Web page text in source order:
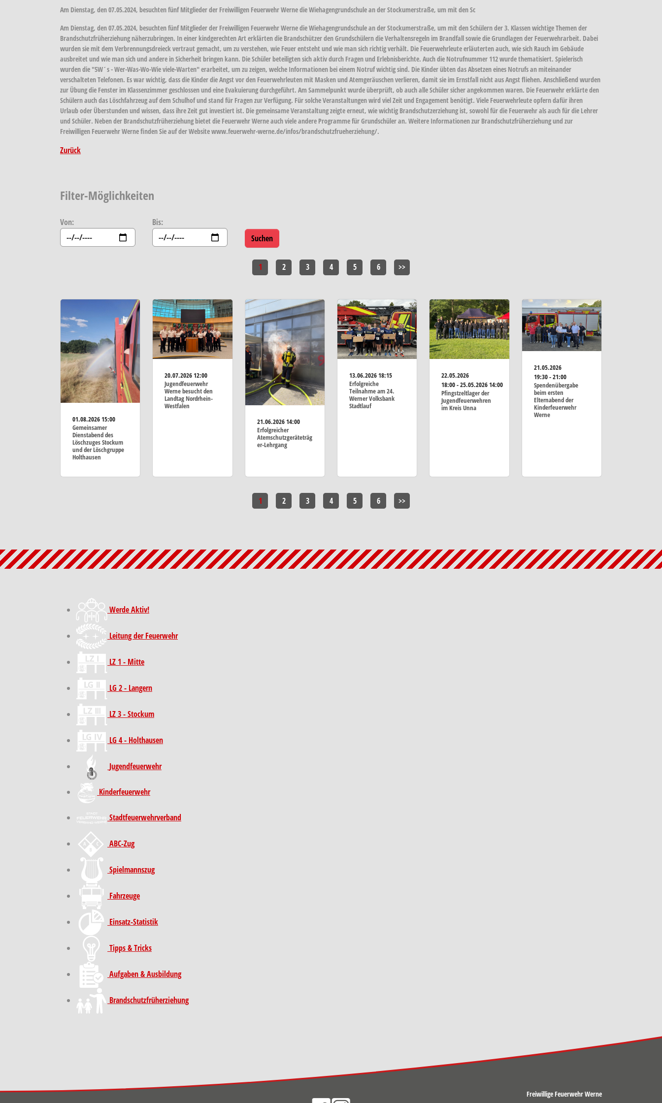
Am Dienstag, den 07.05.2024, besuchten fünf Mitglieder der Freiwilligen Feuerwehr Werne die Wiehagengrundschule an der Stockumerstraße, um mit den Sc
Am Dienstag, den 07.05.2024, besuchten fünf Mitglieder der Freiwilligen Feuerwehr Werne die Wiehagengrundschule an der Stockumerstraße, um mit den Schülern der 3. Klassen wichtige Themen der
Brandschutzfrüherziehung näherzubringen. In einer kindgerechten Art erklärten die Brandschützer den Grundschülern die Verhaltensregeln im Brandfall sowie die Grundlagen der Feuerwehrarbeit. Dabei
wurden sie mit dem Verbrennungsdreieck vertraut gemacht, um zu verstehen, wie Feuer entsteht und wie man sich richtig verhält. Die Feuerwehrleute erläuterten auch, wie sich Rauch im Gebäude
ausbreitet und wie man sich und andere in Sicherheit bringen kann. Die Schüler beteiligten sich aktiv durch Fragen und Erlebnisberichte. Auch die Notrufnummer 112 wurde thematisiert. Spielerisch
wurden die "5W´s - Wer-Was-Wo-Wie viele-Warten" erarbeitet, um zu zeigen, welche Informationen bei einem Notruf wichtig sind. Die Kinder übten das Absetzen eines Notrufs an miteinander
verschalteten Telefonen. Es war wichtig, dass die Kinder die Angst vor den Feuerwehrleuten mit Masken und Atemgeräuschen verlieren, damit sie im Ernstfall nicht aus Angst fliehen. Anschließend wurden
zur Übung die Fenster im Klassenzimmer geschlossen und eine Evakuierung durchgeführt. Am Sammelpunkt wurde überprüft, ob auch alle Schüler sicher angekommen waren. Die Feuerwehr erklärte den
Schülern auch das Löschfahrzeug auf dem Schulhof und stand für Fragen zur Verfügung. Für solche Veranstaltungen wird viel Zeit und Engagement benötigt. Viele Feuerwehrleute opfern dafür ihren
Urlaub oder Überstunden und wissen, dass ihre Zeit gut investiert ist. Die gemeinsame Veranstaltung zeigte erneut, wie wichtig Brandschutzerziehung ist, sowohl für die Feuerwehr als auch für die Lehrer
und Schüler. Neben der Brandschutzfrüherziehung bietet die Feuerwehr Werne auch viele andere Programme für Grundschüler an. Weitere Informationen zur Brandschutzfrüherziehung und zur
Freiwilligen Feuerwehr Werne finden Sie auf der Website www.feuerwehr-werne.de/infos/brandschutzfrueherziehung/.
Zurück
Filter-Möglichkeiten
Von: Bis:
1 2 3 4 5 6 >>
01.08.202615:00
Gemeinsamer
Dienstabend des
Löschzuges Stockum
und der Löschgruppe
Holthausen
20.07.202612:00
Jugendfeuerwehr
Werne besucht den
Landtag Nordrhein-
Westfalen
21.06.202614:00
Erfolgreicher
Atemschutzgeräteträg
er-Lehrgang
13.06.202618:15
Erfolgreiche
Teilnahme am 24.
Werner Volksbank
Stadtlauf
22.05.2026
18:00 - 25.05.2026 14:00
Pfingstzeltlager der
Jugendfeuerwehren
im Kreis Unna
21.05.2026
19:30 - 21:00
Spendenübergabe
beim ersten
Elternabend der
Kinderfeuerwehr
Werne
1 2 3 4 5 6 >>
Werde Aktiv!
Leitung der Feuerwehr
LZ 1 - Mitte
LG 2 - Langern
LZ 3 - Stockum
LG 4 - Holthausen
Jugendfeuerwehr
Kinder­feuer­wehr
Stadt­feuer­wehr­verband
ABC-Zug
Spielmannszug
Fahrzeuge
Einsatz-Statistik
Tipps & Tricks
Aufgaben & Ausbildung
Brand­schutz­früh­erziehung
Freiwillige Feuerwehr Werne